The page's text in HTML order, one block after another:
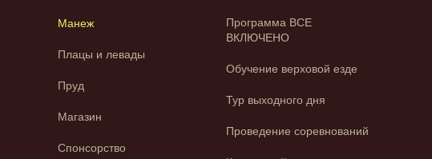
Манеж
Плацы и левады
Пруд
Магазин
Спонсорство
Программа ВСЕ
ВКЛЮЧЕНО
Обучение верховой езде
Тур выходного дня
Проведение соревнований